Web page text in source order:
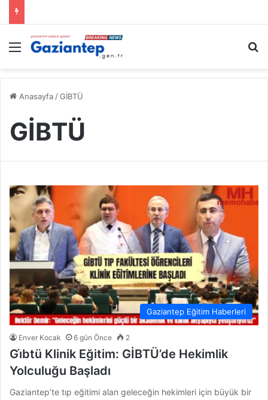
Menü
Anasayfa /GİBTÜ
GİBTÜ
Gaziantep Eğitim Haberleri
Enver Kocak 6 gün Önce 2
Gi̇btü Klinik Eğitim: GİBTÜ’de Hekimlik
Yolculuğu Başladı
Gaziantep’te tıp eğitimi alan geleceğin hekimleri için büyük bir